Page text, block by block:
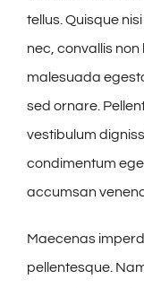
tellus. Quisque
nec, convallis
malesuada
sed ornare.
vestibulum
condimentum
accumsan
Maecenas
pellentesque.